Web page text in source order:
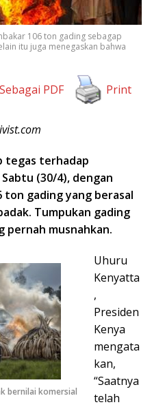
106 ton gading sebagap
itu juga menegaskan bahwa
PDF Print
tegas terhadap
(30/4), dengan
ton gading yang berasal
Tumpukan gading
musnahkan.
bernilai komersial
Uhuru
Kenyatta
,
Presiden
Kenya
mengata
kan,
“Saatnya
telah